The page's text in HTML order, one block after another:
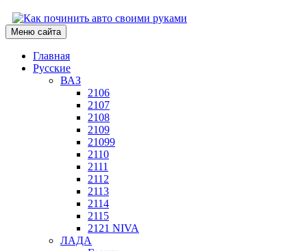
Меню сайта
Главная
Русские
ВАЗ
2106
2107
2108
2109
21099
2110
2111
2112
2113
2114
2115
2121 NIVA
ЛАДА